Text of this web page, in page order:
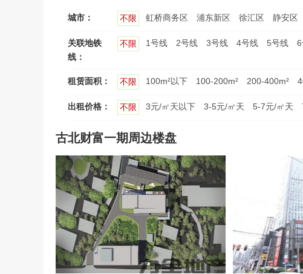
城市： 不限 虹桥商务区 浦东新区 徐汇区 静安区
关联地铁
线：
不限 1号线 2号线 3号线 4号线 5号线
租赁面积： 不限 100m²以下 100-200m² 200-400m²
出租价格： 不限 3元/㎡天以下 3-5元/㎡天 5-7元/㎡天
古北财富一期周边楼盘